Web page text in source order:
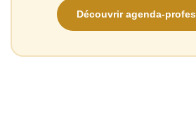
Découvrir agenda-